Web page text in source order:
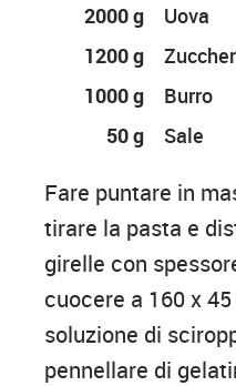
2000 g
Uova
1200 g
1000 g
Burro
50 g
Sale
Fare puntare in
tirare la pasta e
girelle con
cuocere a 160 x
soluzione di
pennellare di